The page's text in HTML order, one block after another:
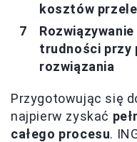
kosztów
trudności przy
rozwiązania
Przygotowując się
najpierw zyskać
całego procesu.